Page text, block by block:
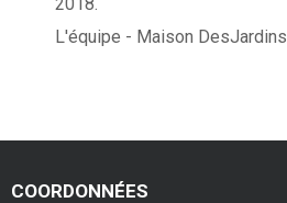
L'équipe - Maison DesJardins
COORDONNÉES